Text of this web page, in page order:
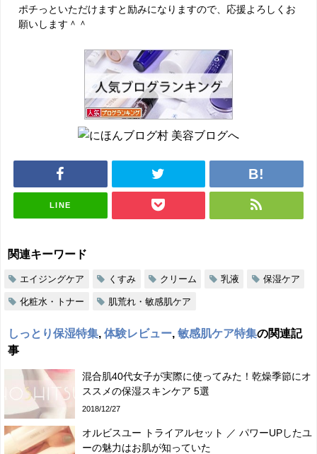
ポチっといただけますと励みになりますので、応援よろしくお
願いします＾＾
LINE
関連キーワード
エイジングケア くすみ クリーム 乳液 保湿ケア
化粧水・トナー 肌荒れ・敏感肌ケア
しっとり保湿特集, 体験レビュー, 敏感肌ケア特集の関連記
事
混合肌40代女子が実際に使ってみた！乾燥季節にオ
ススメの保湿スキンケア 5選
2018/12/27
オルビスユー トライアルセット ／ パワーUPしたユ
ーの魅力はお肌が知っていた